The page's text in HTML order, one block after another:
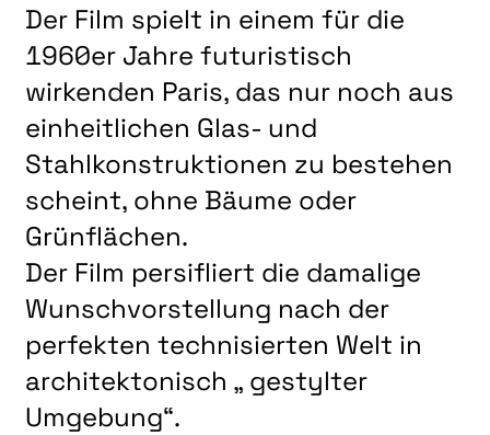
LITERATUR
MUSIK
NATUR & STRUKTUR
ÜBER UNS
DER VEREIN
KUNSTHAUS R3
SPECKDRUMM HALLE
BEWERBUNG
UNSERE MITGLIEDER
UNSERE KÜNSTLER*INNEN
Der Film spielt in einem für die
1960er Jahre futuristisch
wirkenden Paris, das nur noch aus
einheitlichen Glas- und
Stahlkonstruktionen zu bestehen
scheint, ohne Bäume oder
Grünflächen.
Der Film persifliert die damalige
Wunschvorstellung nach der
perfekten technisierten Welt in
architektonisch „ gestylter
Umgebung“.